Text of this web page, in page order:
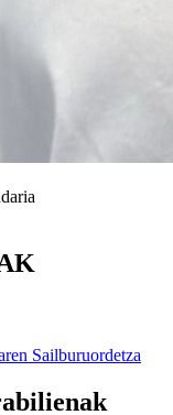
Sailburuordetza